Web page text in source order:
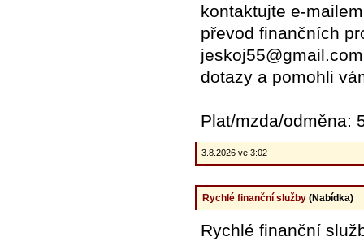
kontaktujte e-
převod finančních
dotazy a pomohli
Plat/mzda/odměna:
3.8.2026 ve 3:02
Rychlé finanční služby(Nabídka)
Rychlé finanční